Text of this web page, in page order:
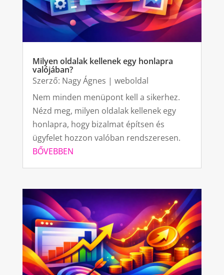
Milyen oldalak kellenek egy honlapra
valójában?
Szerző: Nagy Ágnes | weboldal
Nem minden menüpont kell a sikerhez.
Nézd meg, milyen oldalak kellenek egy
honlapra, hogy bizalmat építsen és
ügyfelet hozzon valóban rendszeresen.
BŐVEBBEN